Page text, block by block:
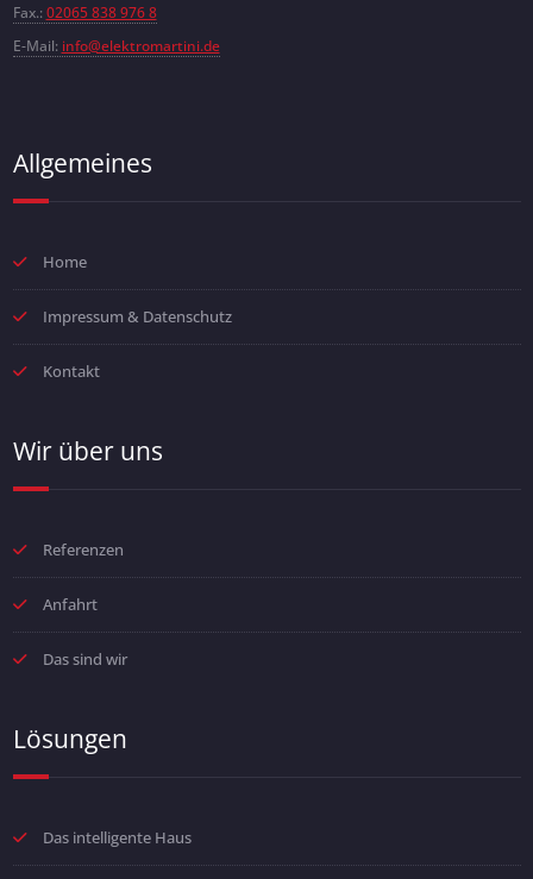
Fax.: 02065 838 976 8
E-Mail: info@elektromartini.de
Allgemeines
Home
Impressum & Datenschutz
Kontakt
Wir über uns
Referenzen
Anfahrt
Das sind wir
Lösungen
Das intelligente Haus